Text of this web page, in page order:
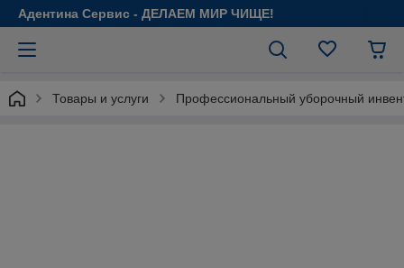
Адентина Сервис - ДЕЛАЕМ МИР ЧИЩЕ!
Товары и услуги Профессиональный уборочный